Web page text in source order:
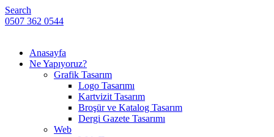
Search
0507 362 0544
Anasayfa
Ne Yapıyoruz?
Grafik Tasarım
Logo Tasarımı
Kartvizit Tasarım
Broşür ve Katalog Tasarım
Dergi Gazete Tasarımı
Web